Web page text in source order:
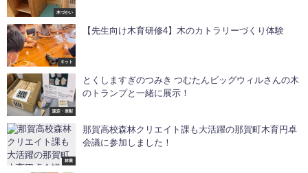
木づかい
キット
【先生向け木育研修4】木のカトラリーづくり体験
認定・表彰
とくしますぎのつみき つむたんビッグウィルさんの木
のトランプと一緒に展示！
林業
那賀高校森林クリエイト課も大活躍の那賀町木育円卓
会議に参加しました！